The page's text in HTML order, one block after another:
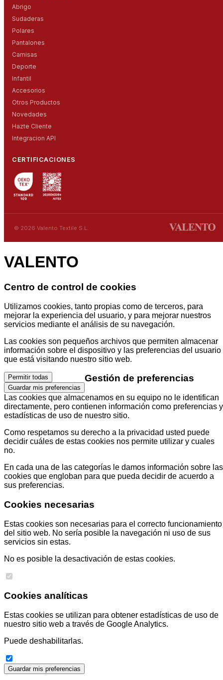
Abrigo
Sudaderas
Polares
Pantalones
Camisas
Deporte
Infantil
Accesorios
Otros Productos
Novedades
Hazte Cliente
Integracion API
CERTIFICACIONES
© 2026 Valento Textile S.L.
VALENTO
Centro de control de cookies
Utilizamos cookies, tanto propias como de terceros, para
mejorar la experiencia del usuario, y para mejorar nuestros
servicios mediante el análisis de su navegación.
Las cookies son pequeños archivos que permiten almacenar
información sobre el dispositivo y las preferencias del usuario
que está visitando nuestro sitio web.
Permitir todas
Guardar mis preferencias
Gestión de preferencias
Las cookies que almacenamos en su equipo no le identifican
directamente, pero contienen información como preferencias y
estadísticas de uso de nuestro sitio.
Como respetamos su derecho a la privacidad usted puede
decidir cuáles de estas cookies nos permite utilizar y cuales
no.
En cada una de las categorías le damos información sobre las
cookies que engloban para que pueda decidir de acuerdo a
sus preferencias.
Cookies necesarias
Estas cookies son necesarias para el correcto funcionamiento
del sitio web. No sería posible la navegación ni uso de sus
servicios sin estas.
No es posible la desactivación de estas cookies.
Cookies analíticas
Estas cookies se utilizan para obtener estadísticas de uso de
nuestro sitio web a través de Google Analytics.
Puede deshabilitarlas.
Guardar mis preferencias